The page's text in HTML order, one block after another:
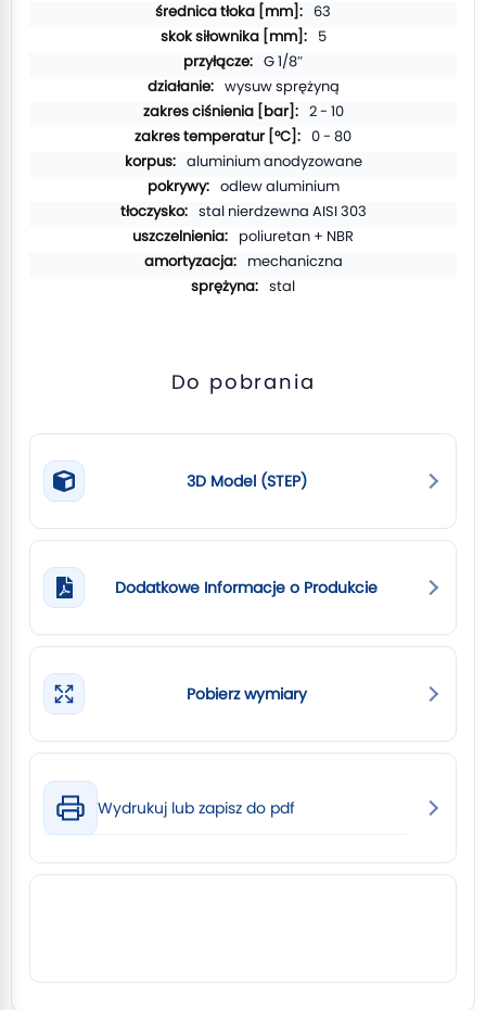
63
5
G 1/8″
wysuw sprężyną
2 - 10
0 - 80
aluminium anodyzowane
odlew aluminium
stal nierdzewna AISI 303
poliuretan + NBR
mechaniczna
stal
Do pobrania
3D Model (STEP)
Dodatkowe Informacje o Produkcie
Pobierz wymiary
Wydrukuj lub zapisz do pdf